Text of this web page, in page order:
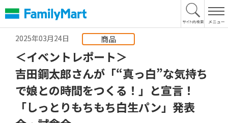
文
へ
2025年03月24日
商品
＜イベントレポート＞
吉田鋼太郎さんが「“真っ白”な気持ち
で娘との時間をつくる！」と宣言！
「しっとりもちもち白生パン」発表